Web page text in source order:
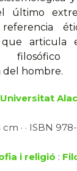
último
articula
del hombre.
cm · · ISBN
i religió :